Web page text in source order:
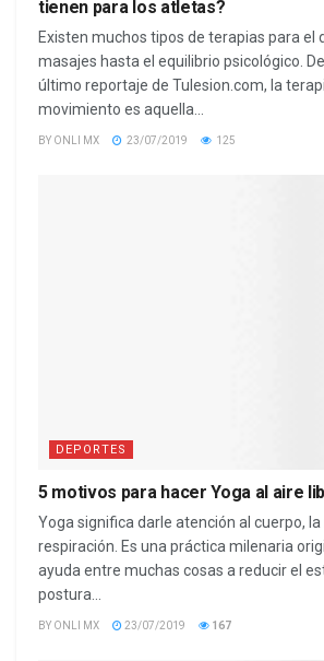
tienen para los atletas?
Existen muchos tipos de terapias para el
masajes hasta el equilibrio psicológico.
último reportaje de Tulesion.com, la
movimiento es aquella...
BY ONLI MX 23/07/2019 125
DEPORTES
5 motivos para hacer Yoga al aire
Yoga significa darle atención al cuerpo,
respiración. Es una práctica milenaria
ayuda entre muchas cosas a reducir el
postura...
BY ONLI MX 23/07/2019 167